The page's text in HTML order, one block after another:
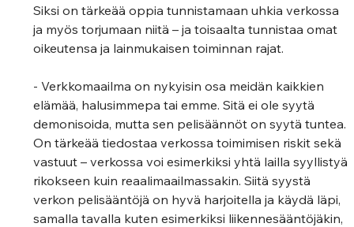
Siksi on tärkeää oppia tunnistamaan uhkia verkossa
ja myös torjumaan niitä – ja toisaalta tunnistaa omat
oikeutensa ja lainmukaisen toiminnan rajat.
- Verkkomaailma on nykyisin osa meidän kaikkien
elämää, halusimmepa tai emme. Sitä ei ole syytä
demonisoida, mutta sen pelisäännöt on syytä tuntea.
On tärkeää tiedostaa verkossa toimimisen riskit sekä
vastuut – verkossa voi esimerkiksi yhtä lailla syyllistyä
rikokseen kuin reaalimaailmassakin. Siitä syystä
verkon pelisääntöjä on hyvä harjoitella ja käydä läpi,
samalla tavalla kuten esimerkiksi liikennesääntöjäkin,